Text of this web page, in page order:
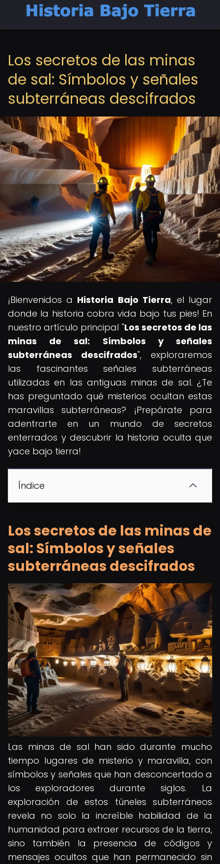
Los secretos de las minas
de sal: Símbolos y señales
subterráneas descifrados
¡Bienvenidos a Historia Bajo Tierra, el lugar
donde la historia cobra vida bajo tus pies! En
nuestro artículo principal "Los secretos de las
minas de sal: Símbolos y señales
subterráneas descifrados", exploraremos
las fascinantes señales subterráneas
utilizadas en las antiguas minas de sal. ¿Te
has preguntado qué misterios ocultan estas
maravillas subterráneas? ¡Prepárate para
adentrarte en un mundo de secretos
enterrados y descubrir la historia oculta que
yace bajo tierra!
Índice
Los secretos de las minas de
sal: Símbolos y señales
subterráneas descifrados
Las minas de sal han sido durante mucho
tiempo lugares de misterio y maravilla, con
símbolos y señales que han desconcertado a
los exploradores durante siglos. La
exploración de estos túneles subterráneos
revela no solo la increíble habilidad de la
humanidad para extraer recursos de la tierra,
sino también la presencia de códigos y
mensajes ocultos que han permanecido sin